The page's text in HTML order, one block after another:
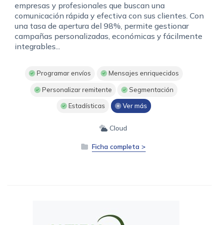
empresas y profesionales que buscan una
comunicación rápida y efectiva con sus clientes. Con
una tasa de apertura del 98%, permite gestionar
campañas personalizadas, económicas y fácilmente
integrables...
Programar envíos Mensajes enriquecidos
Personalizar remitente Segmentación
Estadísticas Ver más
Cloud
Ficha completa >